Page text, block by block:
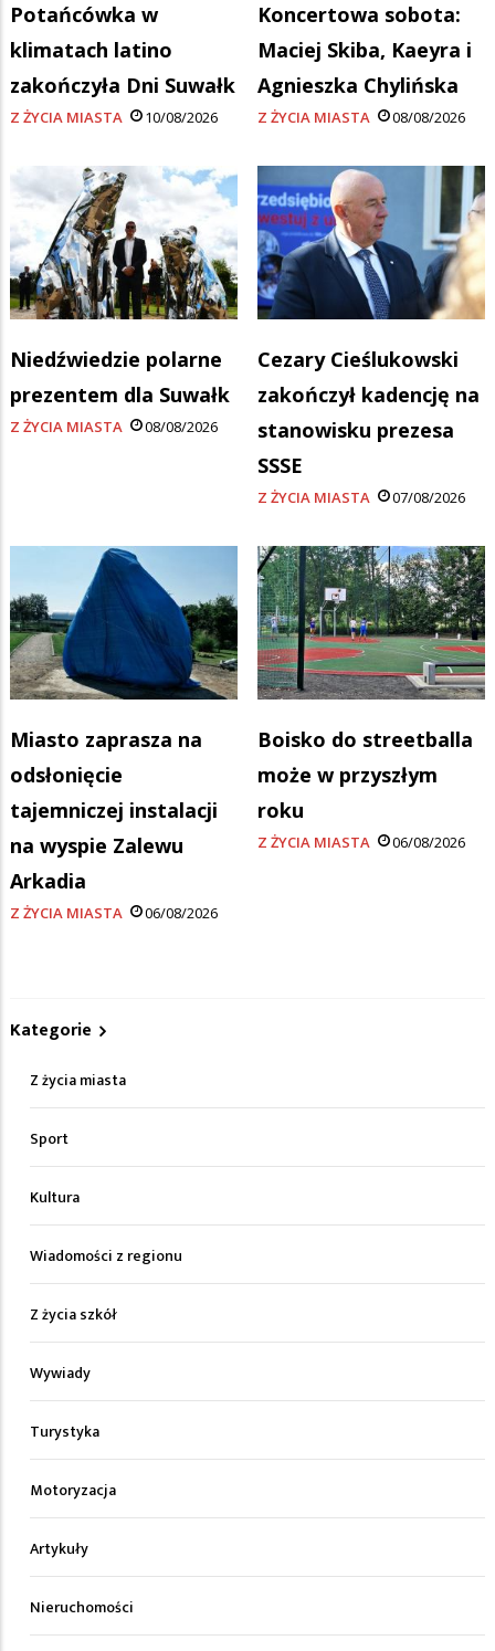
Potańcówka w
klimatach latino
zakończyła Dni Suwałk
Z ŻYCIA MIASTA 10/08/2026
Koncertowa sobota:
Maciej Skiba, Kaeyra i
Agnieszka Chylińska
Z ŻYCIA MIASTA 08/08/2026
Niedźwiedzie polarne
prezentem dla Suwałk
Z ŻYCIA MIASTA 08/08/2026
Cezary Cieślukowski
zakończył kadencję na
stanowisku prezesa
SSSE
Z ŻYCIA MIASTA 07/08/2026
Miasto zaprasza na
odsłonięcie
tajemniczej instalacji
na wyspie Zalewu
Arkadia
Z ŻYCIA MIASTA 06/08/2026
Boisko do streetballa
może w przyszłym
roku
Z ŻYCIA MIASTA 06/08/2026
Kategorie
Z życia miasta
Sport
Kultura
Wiadomości z regionu
Z życia szkół
Wywiady
Turystyka
Motoryzacja
Artykuły
Nieruchomości